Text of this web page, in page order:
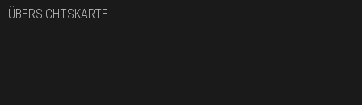
ÜBERSICHTSKARTE